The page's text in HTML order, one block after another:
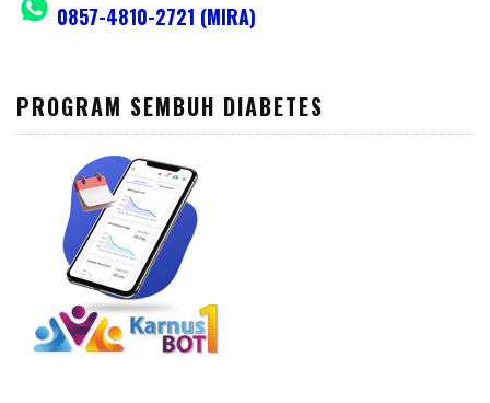
0857-4810-2721 (MIRA)
PROGRAM SEMBUH DIABETES